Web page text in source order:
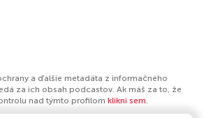
a ďalšie metadáta z informačného
za ich obsah podcastov. Ak máš za to, že
nad týmto profilom klikni sem.